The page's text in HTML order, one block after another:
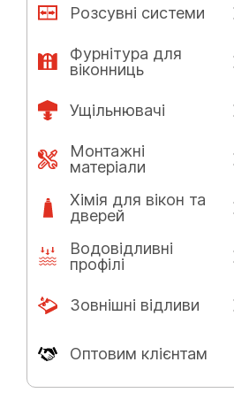
Розсувні системи
Фурнітура для
віконниць
Ущільнювачі
Монтажні
матеріали
Хімія для вікон та
дверей
Водовідливні
профілі
Зовнішні відливи
Оптовим клієнтам